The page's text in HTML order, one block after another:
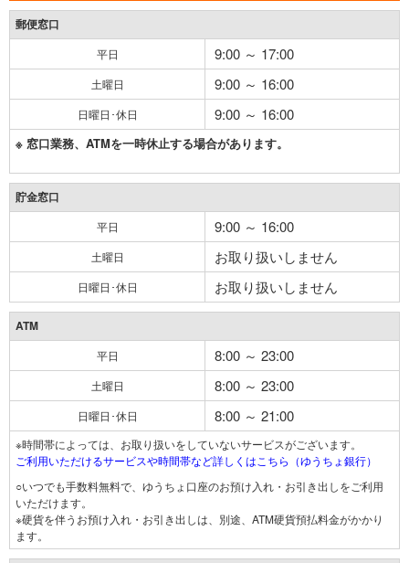
郵便窓口
平日 9:00 ～ 17:00
土曜日 9:00 ～ 16:00
日曜日･休日 9:00 ～ 16:00
※ 窓口業務、ATMを一時休止する場合があります。
貯金窓口
平日 9:00 ～ 16:00
土曜日 お取り扱いしません
日曜日･休日 お取り扱いしません
ATM
平日 8:00 ～ 23:00
土曜日 8:00 ～ 23:00
日曜日･休日 8:00 ～ 21:00
※時間帯によっては、お取り扱いをしていないサービスがございます。
ご利用いただけるサービスや時間帯など詳しくはこちら（ゆうちょ銀行）
○いつでも手数料無料で、ゆうちょ口座のお預け入れ・お引き出しをご利用
いただけます。
※硬貨を伴うお預け入れ・お引き出しは、別途、ATM硬貨預払料金がかかり
ます。